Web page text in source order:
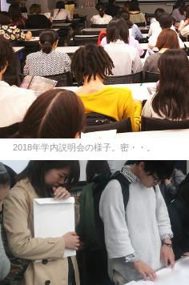
2018年学内説明会の様子。密・・。